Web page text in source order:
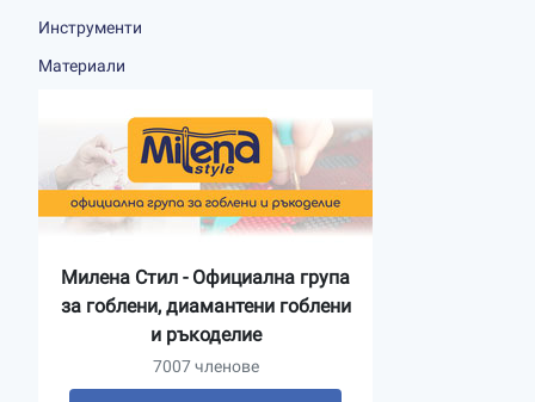
Инструменти
Материали
Милена Стил - Официална група
за гоблени, диамантени гоблени
и ръкоделие
7007 членове